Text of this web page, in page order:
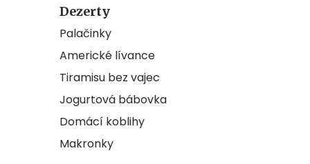
Dezerty
Palačinky
Americké lívance
Tiramisu bez vajec
Jogurtová bábovka
Domácí koblihy
Makronky